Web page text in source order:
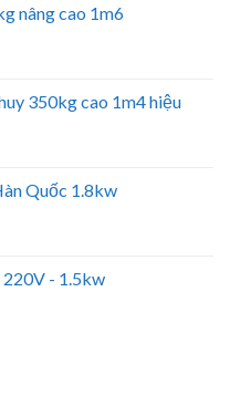
nâng cao 1m6
350kg cao 1m4 hiệu
Quốc 1.8kw
- 1.5kw